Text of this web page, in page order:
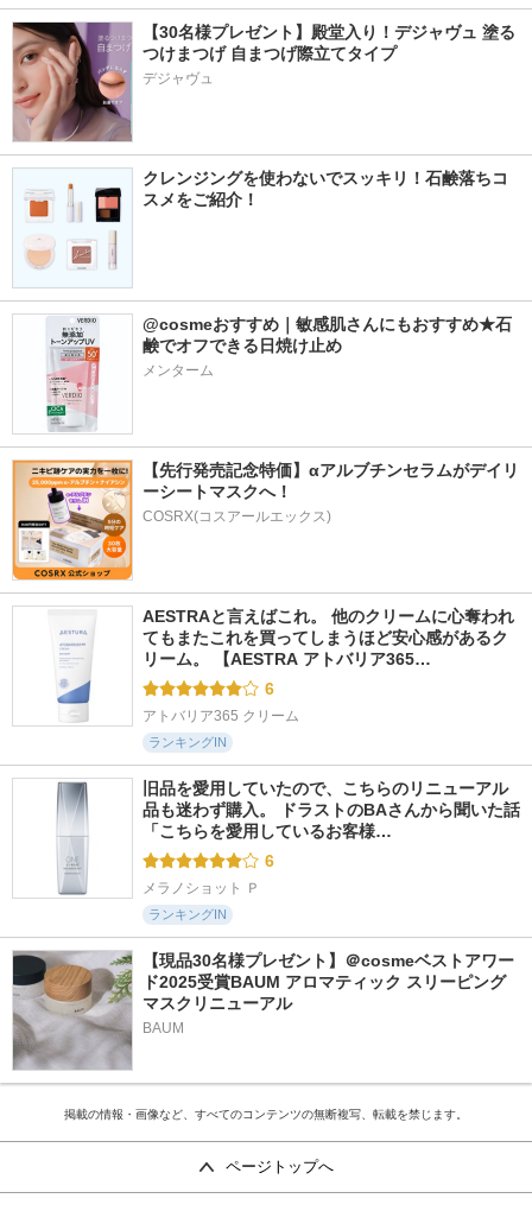
【30名様プレゼント】殿堂入り！デジャヴュ 塗る
つけまつげ 自まつげ際立てタイプ
デジャヴュ
クレンジングを使わないでスッキリ！石鹸落ちコ
スメをご紹介！
@cosmeおすすめ｜敏感肌さんにもおすすめ★石
鹸でオフできる日焼け止め
メンターム
【先行発売記念特価】αアルブチンセラムがデイリ
ーシートマスクへ！
COSRX(コスアールエックス)
AESTRAと言えばこれ。 他のクリームに心奪われ
てもまたこれを買ってしまうほど安心感があるク
リーム。 【AESTRA アトバリア365…
6
アトバリア365 クリーム
ランキングIN
旧品を愛用していたので、こちらのリニューアル
品も迷わず購入。 ドラストのBAさんから聞いた話
「こちらを愛用しているお客様…
6
メラノショット Ｐ
ランキングIN
【現品30名様プレゼント】＠cosmeベストアワー
ド2025受賞BAUM アロマティック スリーピング
マスクリニューアル
BAUM
掲載の情報・画像など、すべてのコンテンツの無断複写、転載を禁じます。
ページトップへ